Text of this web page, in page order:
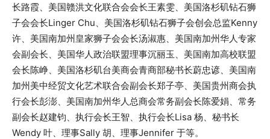
长路霞、美国赣洪文化联合会会长王素雯、美国洛杉矶钻石狮
子会会长Linger Chu、美国洛杉矶钻石狮子会创会总监Kenny
许、美国南加州皇家狮子会会长汤淑惠、美国南加州华人专家
会副会长、美国华人政治联盟理事沉丽玉、美国南加高校联盟
会长陈峥、美国洛杉矶台美商会青商部秘书长蔚忠谚、美国南
加州美中经贸文化艺术联合会副会长郑子亭、美国贵州商会执
行会长彭澎、美国南加州华人总商会常务副会长陈爱娟、常务
副会长赵建钧、执行会长王智、执行会长Lisa 杨、秘书长
Wendy 叶、理事Sally 胡、理事Jennifer 于等。